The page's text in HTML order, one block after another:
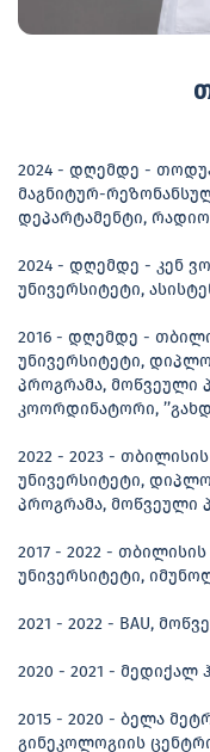
2024 - დღემდე -
მაგნიტურ-
დეპარტამენტი,
2024 - დღემდე - კენ
უნივერსიტეტი,
2016 - დღემდე -
უნივერსიტეტი,
პროგრამა, მოწვეული
კოორდინატორი,
2022 - 2023 -
უნივერსიტეტი,
პროგრამა, მოწვეული
2017 - 2022 -
უნივერსიტეტი,
2021 - 2022 - BAU,
2020 - 2021 -
2015 - 2020 - ბელა
გინეკოლოგიის